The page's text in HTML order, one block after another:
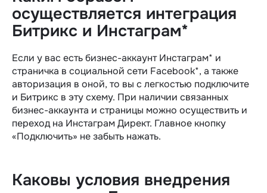
осуществляется интеграция
Битрикс и Инстаграм*
Если у вас есть бизнес-аккаунт Инстаграм* и
страничка в социальной сети Facebook*, а также
авторизация в оной, то вы с легкостью подключите
и Битрикс в эту схему. При наличии связанных
бизнес-аккаунта и страницы можно осуществить и
переход на Инстаграм Директ. Главное кнопку
«Подключить» не забыть нажать.
Каковы условия внедрения